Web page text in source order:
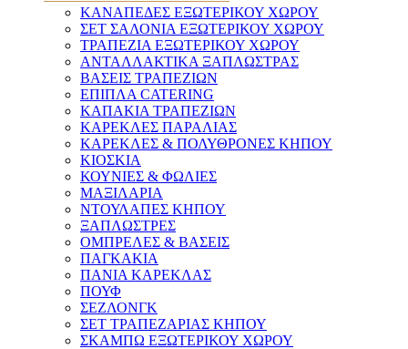
ΚΑΝΑΠΕΔΕΣ ΕΞΩΤΕΡΙΚΟΥ ΧΩΡΟΥ
ΣΕΤ ΣΑΛΟΝΙΑ ΕΞΩΤΕΡΙΚΟΥ ΧΩΡΟΥ
ΤΡΑΠΕΖΙΑ ΕΞΩΤΕΡΙΚΟΥ ΧΩΡΟΥ
ΑΝΤΑΛΛΑΚΤΙΚΑ ΞΑΠΛΩΣΤΡΑΣ
ΒΑΣΕΙΣ ΤΡΑΠΕΖΙΩΝ
ΕΠΙΠΛΑ CATERING
ΚΑΠΑΚΙΑ ΤΡΑΠΕΖΙΩΝ
ΚΑΡΕΚΛΕΣ ΠΑΡΑΛΙΑΣ
ΚΑΡΕΚΛΕΣ & ΠΟΛΥΘΡΟΝΕΣ ΚΗΠΟΥ
ΚΙΟΣΚΙΑ
ΚΟΥΝΙΕΣ & ΦΩΛΙΕΣ
ΜΑΞΙΛΑΡΙΑ
ΝΤΟΥΛΑΠΕΣ ΚΗΠΟΥ
ΞΑΠΛΩΣΤΡΕΣ
ΟΜΠΡΕΛΕΣ & ΒΑΣΕΙΣ
ΠΑΓΚΑΚΙΑ
ΠΑΝΙΑ ΚΑΡΕΚΛΑΣ
ΠΟΥΦ
ΣΕΖΛΟΝΓΚ
ΣΕΤ ΤΡΑΠΕΖΑΡΙΑΣ ΚΗΠΟΥ
ΣΚΑΜΠΩ ΕΞΩΤΕΡΙΚΟΥ ΧΩΡΟΥ